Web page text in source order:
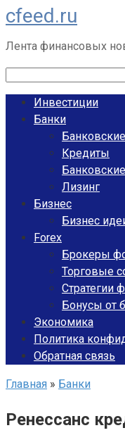
Перейти
к
контенту
cfeed.ru
Лента финансовых
Инвестиции
Банки
Кредиты
Лизинг
Бизнес
Бизнес
Forex
Брокеры
Торговые
Стратегии
Бонусы от
Экономика
Политика
Обратная связь
Главная » Банки
Ренессанс